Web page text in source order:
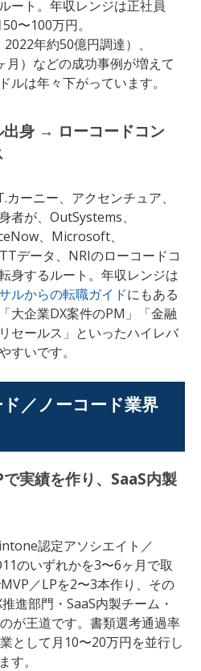
ート。年収レンジは正社員
〜100万円。
年約50億円調達）、
）などの成功事例が増えて
ルは年々下がっています。
身 → ローコードコン
ーニー、アクセンチュア、
者が、OutSystems、
、Microsoft、
データ、NRIのローコードコ
身するルート。年収レンジは
ルからの転職ガイドにもある
大企業DX案件のPM」「金融
セールス」といったハイレバ
すいです。
／ノーコード業界
実績を作り、SaaS内製
認定アソシエイト／
のいずれかを3〜6ヶ月で取
／LPを2〜3本作り、その
進部門・SaaS内製チーム・
が王道です。書類選考通過率
として月10〜20万円を並行し
す。